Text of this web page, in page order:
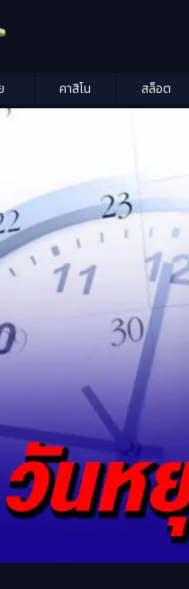
คาสิโน สล็อต